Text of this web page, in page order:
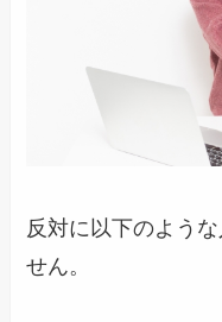
反対に以下のよう
せん。